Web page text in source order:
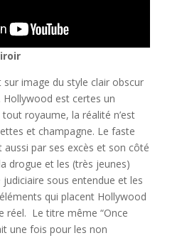
sur image du style clair obscur
Hollywood est certes un
royaume, la réalité n’est
et champagne. Le faste
aussi par ses excès et son côté
drogue et les (très jeunes)
judiciaire sous entendue et les
qui placent Hollywood
réel. Le titre même “Once
une fois pour les non